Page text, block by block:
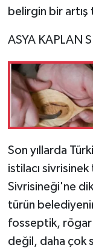
belirgin bir
ASYA KAPLAN
Son yıllarda
istilacı
Sivrisineği'ne
türün
fosseptik, rögar
değil, daha çok